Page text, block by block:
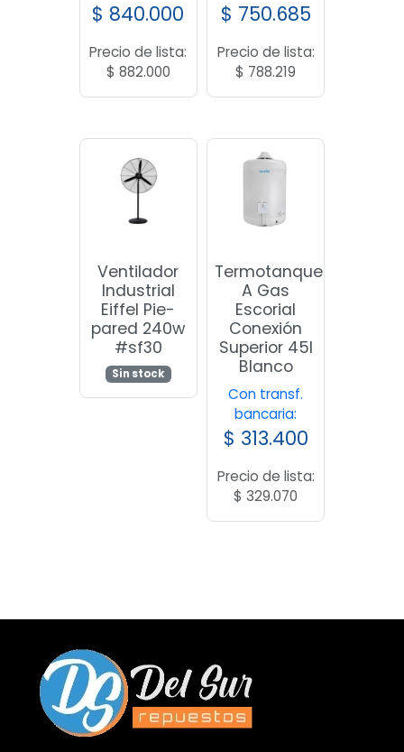
$ 840.000
Precio de lista:
$ 882.000
$ 750.685
Precio de lista:
$ 788.219
Ventilador
Industrial
Eiffel Pie-
pared 240w
#sf30
Sin stock
Termotanque
A Gas
Escorial
Conexión
Superior 45l
Blanco
Con transf.
bancaria:
$ 313.400
Precio de lista:
$ 329.070